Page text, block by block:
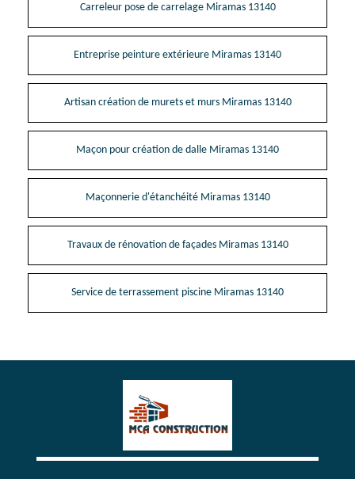
Carreleur pose de carrelage Miramas 13140
Entreprise peinture extérieure Miramas 13140
Artisan création de murets et murs Miramas 13140
Maçon pour création de dalle Miramas 13140
Maçonnerie d'étanchéité Miramas 13140
Travaux de rénovation de façades Miramas 13140
Service de terrassement piscine Miramas 13140